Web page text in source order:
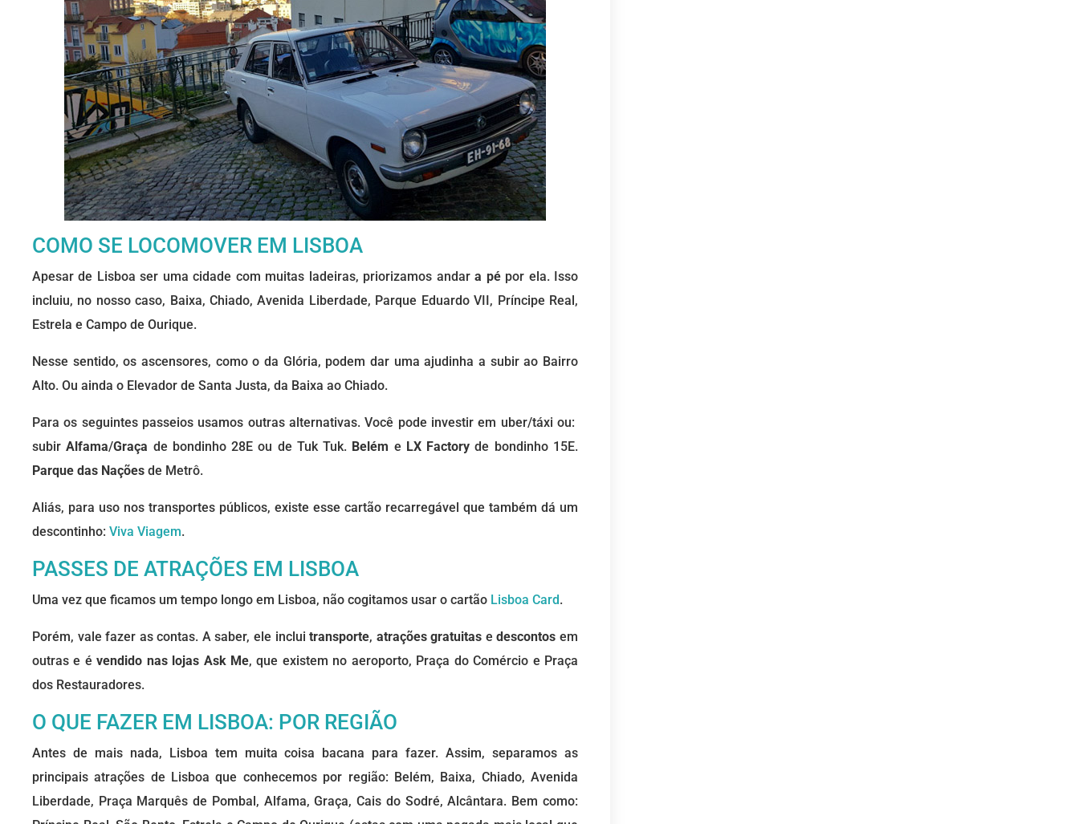
COMO SE LOCOMOVER EM LISBOA
Apesar de Lisboa ser uma cidade com muitas ladeiras, priorizamos andara pépor ela. Isso
incluiu, no nosso caso, Baixa, Chiado, Avenida Liberdade, Parque Eduardo VII, Príncipe Real,
Estrela e Campo de Ourique.
Nesse sentido, os ascensores, como o da Glória, podem dar uma ajudinha a subir ao Bairro
Alto. Ou ainda o Elevador de Santa Justa, da Baixa ao Chiado.
Para os seguintes passeios usamos outras alternativas. Você pode investir em uber/táxi ou:
subirAlfama/Graça de bondinho 28E ou de Tuk Tuk. Belém e LX Factoryde bondinho 15E.
Parque das Nações de Metrô.
Aliás, para uso nos transportes públicos, existe esse cartão recarregável que também dá um
descontinho: Viva Viagem.
PASSES DE ATRAÇÕES EM LISBOA
Uma vez que ficamos um tempo longo em Lisboa, não cogitamos usar o cartão Lisboa Card.
Porém, vale fazer as contas. A saber, ele incluitransporte, atrações gratuitas edescontosem
outras e évendido nas lojas Ask Me, que existem no aeroporto, Praça do Comércio e Praça
dos Restauradores.
O QUE FAZER EM LISBOA: POR REGIÃO
Antes de mais nada, Lisboa tem muita coisa bacana para fazer. Assim, separamos as
principais atrações de Lisboa que conhecemos por região: Belém, Baixa, Chiado, Avenida
Liberdade, Praça Marquês de Pombal, Alfama, Graça, Cais do Sodré, Alcântara. Bem como: